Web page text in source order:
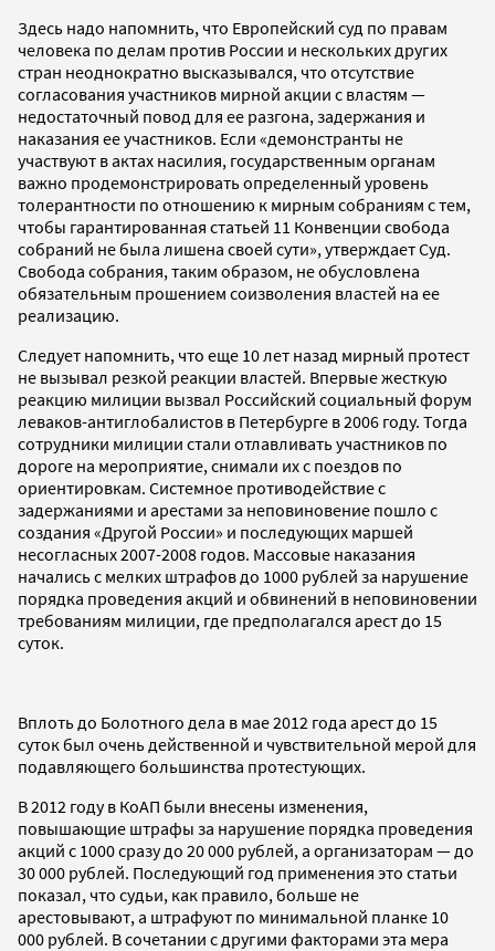
Здесь надо напомнить, что Европейский суд по правам
человека по делам против России и нескольких других
стран неоднократно высказывался, что отсутствие
согласования участников мирной акции с властям —
недостаточный повод для ее разгона, задержания и
наказания ее участников. Если «демонстранты не
участвуют в актах насилия, государственным органам
важно продемонстрировать определенный уровень
толерантности по отношению к мирным собраниям с тем,
чтобы гарантированная статьей 11 Конвенции свобода
собраний не была лишена своей сути», утверждает Суд.
Свобода собрания, таким образом, не обусловлена
обязательным прошением соизволения властей на ее
реализацию.
Следует напомнить, что еще 10 лет назад мирный протест
не вызывал резкой реакции властей. Впервые жесткую
реакцию милиции вызвал Российский социальный форум
леваков-антиглобалистов в Петербурге в 2006 году. Тогда
сотрудники милиции стали отлавливать участников по
дороге на мероприятие, снимали их с поездов по
ориентировкам. Системное противодействие с
задержаниями и арестами за неповиновение пошло с
создания «Другой России» и последующих маршей
несогласных 2007-2008 годов. Массовые наказания
начались с мелких штрафов до 1000 рублей за нарушение
порядка проведения акций и обвинений в неповиновении
требованиям милиции, где предполагался арест до 15
суток.
Вплоть до Болотного дела в мае 2012 года арест до 15
суток был очень действенной и чувствительной мерой для
подавляющего большинства протестующих.
В 2012 году в КоАП были внесены изменения,
повышающие штрафы за нарушение порядка проведения
акций с 1000 сразу до 20 000 рублей, а организаторам — до
30 000 рублей. Последующий год применения это статьи
показал, что судьи, как правило, больше не
арестовывают, а штрафуют по минимальной планке 10
000 рублей. В сочетании с другими факторами эта мера